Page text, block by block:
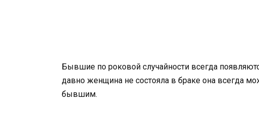
Бывшие по роковой случайности всегда
давно женщина не состояла в браке она всегда
бывшим.